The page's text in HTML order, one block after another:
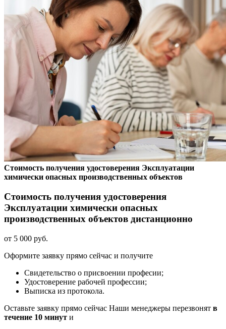
Стоимость получения удостоверения Эксплуатации
химически опасных производственных объектов
Стоимость получения удостоверения
Эксплуатации химически опасных
производственных объектов дистанционно
от 5 000 руб.
Оформите заявку прямо сейчас и получите
Свидетельство о присвоении професии;
Удостоверение рабочей профессии;
Выписка из протокола.
Оставьте заявку прямо сейчас Наши менеджеры перезвонят в
течение 10 минут и